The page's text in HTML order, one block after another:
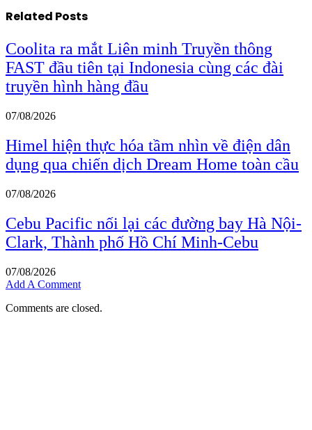
Related Posts
Coolita ra mắt Liên minh Truyền thông
FAST đầu tiên tại Indonesia cùng các đài
truyền hình hàng đầu
07/08/2026
Himel hiện thực hóa tầm nhìn về điện dân
dụng qua chiến dịch Dream Home toàn cầu
07/08/2026
Cebu Pacific nối lại các đường bay Hà Nội-
Clark, Thành phố Hồ Chí Minh-Cebu
07/08/2026
Add A Comment
Comments are closed.